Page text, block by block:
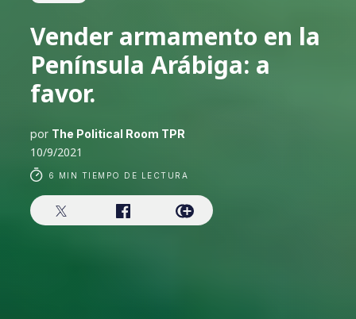
Vender armamento en la
Península Arábiga: a
favor.
por The Political Room TPR
10/9/2021
6 MIN TIEMPO DE LECTURA